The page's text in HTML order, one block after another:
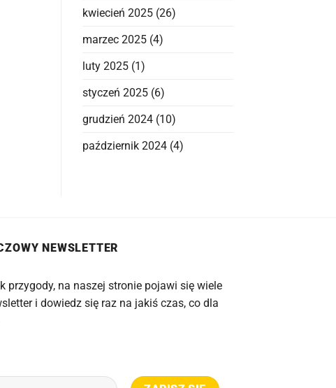
kwiecień 2025(26)
marzec 2025(4)
luty 2025(1)
styczeń 2025(6)
grudzień 2024(10)
październik 2024(4)
NEWSLETTER
przygody, na naszej stronie pojawi się wiele
i dowiedz się raz na jakiś czas, co dla